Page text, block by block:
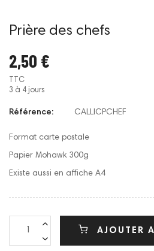
Prière des chefs
2,50 €
TTC
3 à 4 jours
Référence: CALLICPCHEF
Format carte postale
Papier Mohawk 300g
Existe aussi en affiche A4
AJOUTER